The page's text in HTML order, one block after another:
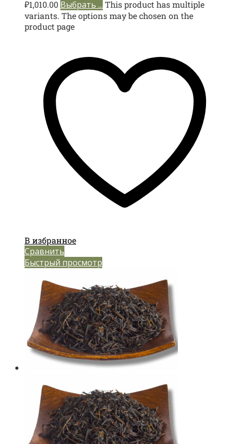
₽1,010.00 Выбрать ... This product has multiple
variants. The options may be chosen on the
product page
В избранное
Сравнить
Быстрый просмотр